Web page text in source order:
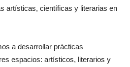
artísticas, científicas y literarias en
a desarrollar prácticas
espacios: artísticos, literarios y